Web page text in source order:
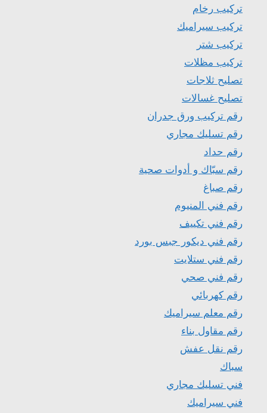
تركيب رخام
تركيب سيراميك
تركيب شتر
تركيب مظلات
تصليح ثلاجات
تصليح غسالات
رقم تركيب ورق جدران
رقم تسليك مجاري
رقم حداد
رقم سبّاك و أدوات صحية
رقم صباغ
رقم فني المنيوم
رقم فني تكييف
رقم فني ديكور جبس بورد
رقم فني ستلايت
رقم فني صحي
رقم كهربائي
رقم معلم سيراميك
رقم مقاول بناء
رقم نقل عفش
سباك
فني تسليك مجاري
فني سيراميك